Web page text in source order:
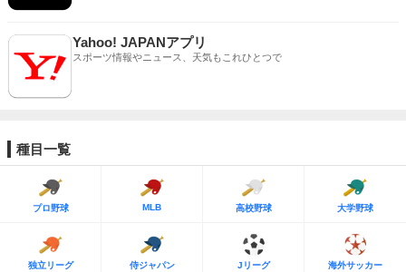
Yahoo! JAPANアプリ
スポーツ情報やニュース、天気もこれひとつで
種目一覧
プロ野球 MLB 高校野球 大学野球
独立リーグ 侍ジャパン Jリーグ 海外サッカー